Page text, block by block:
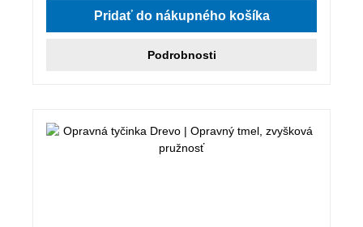
Pridať do nákupného košíka
Podrobnosti